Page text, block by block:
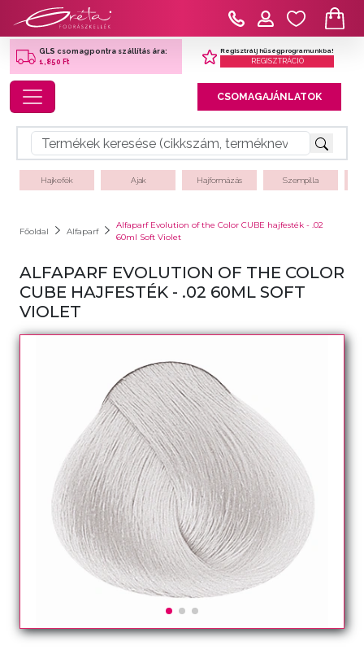
GLS csomagpontra szállítás ára:
1,850 Ft
Regisztrálj hűségprogramunkba!
REGISZTRÁCIÓ
Toggle navigation CSOMAGAJÁNLATOK
Hajkefék Ajak Hajformázás Szempilla
Főoldal Alfaparf
Alfaparf Evolution of the Color CUBE hajfesték - .02
60ml Soft Violet
ALFAPARF EVOLUTION OF THE COLOR
CUBE HAJFESTÉK - .02 60ML SOFT
VIOLET